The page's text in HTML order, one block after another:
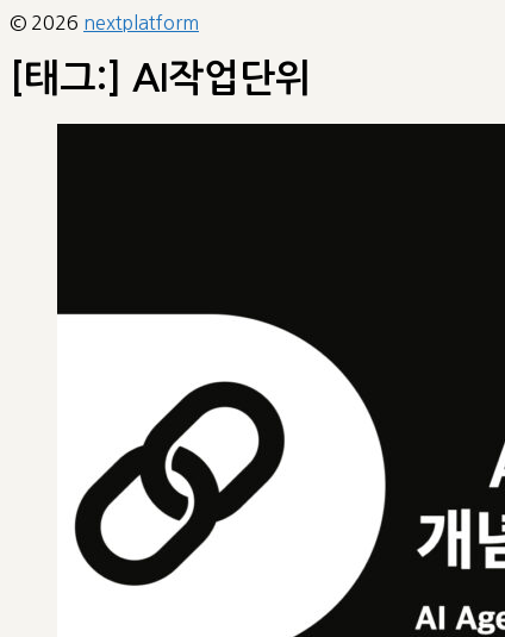
© 2026 nextplatform
[태그:] AI작업단위